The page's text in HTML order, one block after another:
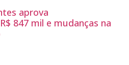
aprova
847 mil e mudanças na